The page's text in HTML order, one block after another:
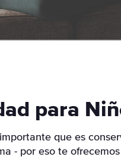
para
que es
- por eso te